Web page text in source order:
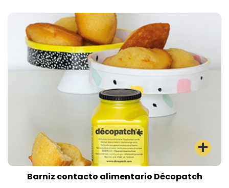
Barniz contacto alimentario Décopatch